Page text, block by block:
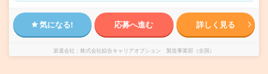
気になる! 応募へ進む 詳しく見る
派遣会社 株式会社綜合キャリアオプション 製造事業部（全国）